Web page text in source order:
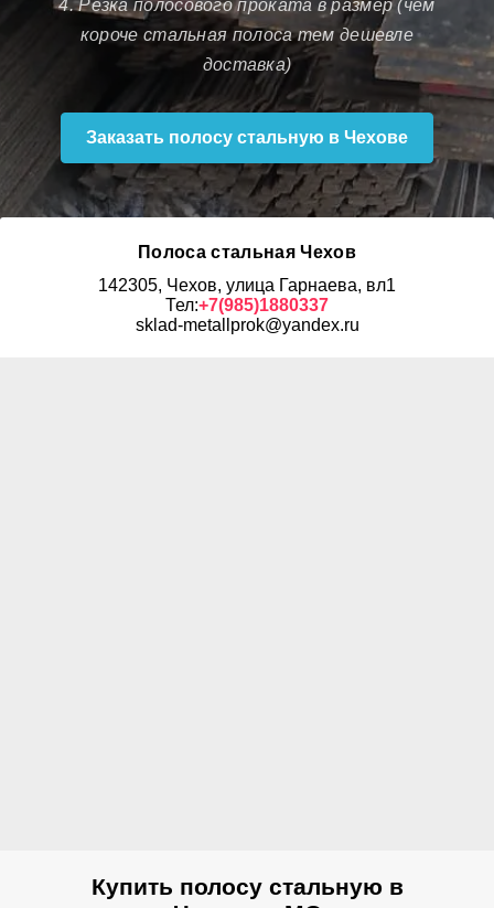
4. Резка полосового проката в размер (чем
короче стальная полоса тем дешевле
доставка)
Заказать полосу стальную в Чехове
Полоса стальная Чехов
142305, Чехов, улица Гарнаева, вл1
Тел:+7(985)1880337
sklad-metallprok@yandex.ru
Купить полосу стальную в